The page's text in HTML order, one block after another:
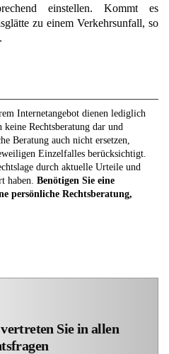
einstellen. Kommt es
zu einem Verkehrsunfall, so
Internetangebot dienen lediglich
Rechtsberatung dar und
Beratung auch nicht ersetzen,
Einzelfalles berücksichtigt.
durch aktuelle Urteile und
haben. Benötigen Sie eine
persönliche Rechtsberatung,
Sie in allen